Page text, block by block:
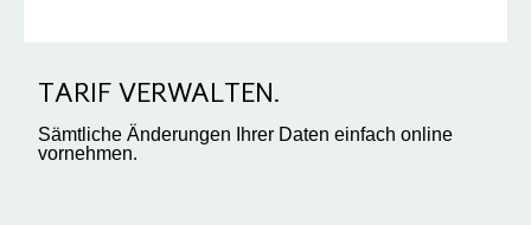
TARIF VERWALTEN.
Sämtliche Änderungen Ihrer Daten einfach online
vornehmen.